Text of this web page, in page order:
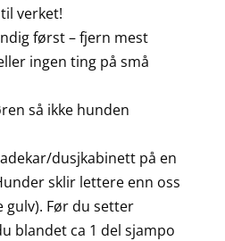
verket!
først – fjern mest
ingen ting på små
så ikke hunden
dusjkabinett på en
sklir lettere enn oss
gulv). Før du setter
blandet ca 1 del sjampo